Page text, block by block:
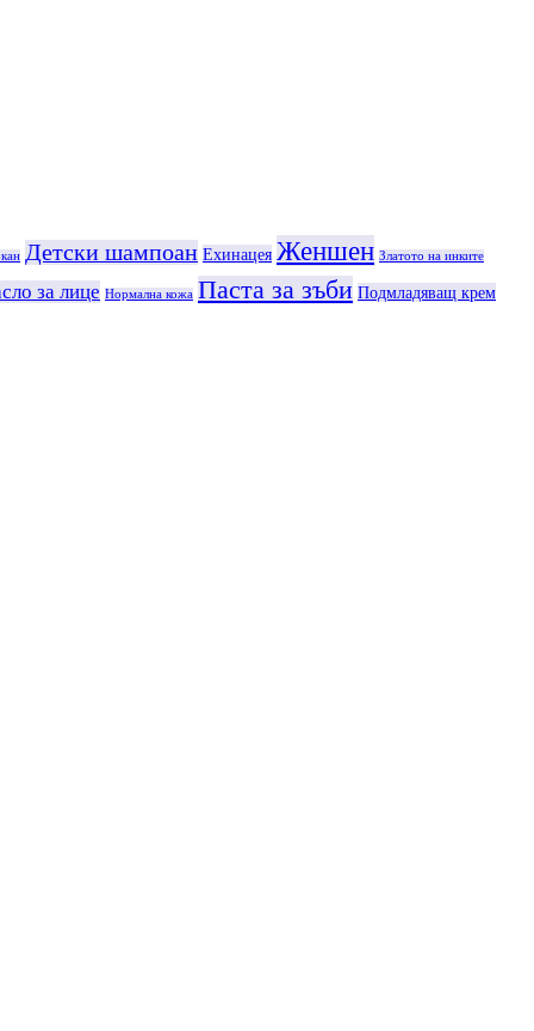
Детски шампоан Ехинацея Женшен Златото на инките
за лице Нормална кожа Паста за зъби Подмладяващ крем